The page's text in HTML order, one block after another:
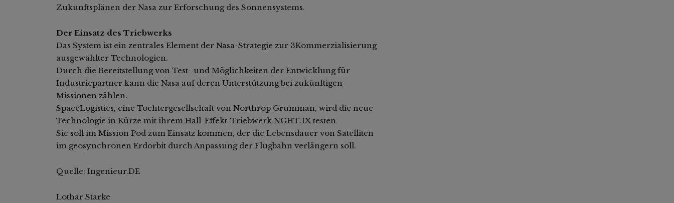
Zukunftsplänen der Nasa zur Erforschung des Sonnensystems.
Der Einsatz des Triebwerks
Das System ist ein zentrales Element der Nasa-Strategie zur 3Kommerzialisierung
ausgewählter Technologien.
Durch die Bereitstellung von Test- und Möglichkeiten der Entwicklung für
Industriepartner kann die Nasa auf deren Unterstützung bei zukünftigen
Missionen zählen.
SpaceLogistics, eine Tochtergesellschaft von Northrop Grumman, wird die neue
Technologie in Kürze mit ihrem Hall-Effekt-Triebwerk NGHT.1X testen
Sie soll im Mission Pod zum Einsatz kommen, der die Lebensdauer von Satelliten
im geosynchronen Erdorbit durch Anpassung der Flugbahn verlängern soll.
Quelle: Ingenieur.DE
Lothar Starke